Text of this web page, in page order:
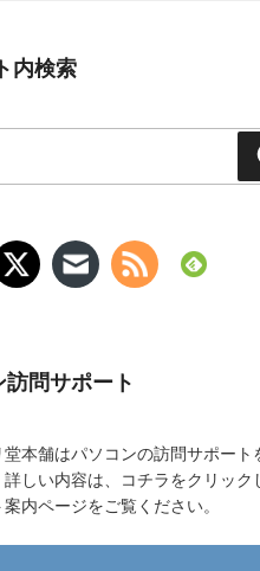
内検索
訪問サポート
本舗はパソコンの訪問サポート
詳しい内容は、コチラをクリック
案内ページをご覧ください。